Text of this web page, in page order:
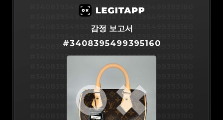
#3066123689299189#3066123689299189
#3066123689299189#3066123689299189
#3066123689299189#3066123689299189
#3066123689299189#3066123689299189
#3066123689299189#3066123689299189
#3066123689299189#3066123689299189
#3066123689299189#3066123689299189
#3066123689299189
#3066123689299189
#3066123689299189
#3066123689299189
#3066123689299189#3066123689299189
#3066123689299189#3066123689299189
#3066123689299189#3066123689299189
#3066123689299189#3066123689299189
#3066123689299189#3066123689299189
#3066123689299189#3066123689299189
#3066123689299189
#3066123689299189
#3066123689299189#3066123689299189
#3066123689299189
#3066123689299189
#3066123689299189#3066123689299189
#3066123689299189#3066123689299189
#3066123689299189#3066123689299189
#3408395499395160#3408395499395160
#3408395499395160#3408395499395160
#3408395499395160#3408395499395160
#3408395499395160#3408395499395160
#3408395499395160#3408395499395160
#3408395499395160#3408395499395160
#3408395499395160
#3408395499395160
#3408395499395160
#3408395499395160
#3408395499395160#3408395499395160
#3408395499395160#3408395499395160
#3408395499395160#3408395499395160
감정 보고서
#3408395499395160